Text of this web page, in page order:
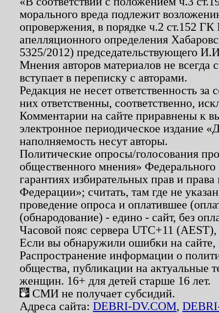
морального вреда подлежит
опровержения, в порядке ч.2 ст.152
апелляционного определения
5325/2012) председательствующего
Мнения авторов материалов не
вступает в переписку с авторами.
Редакция не несет ответственность
них ответственны, соответственно,
Комментарии на сайте приравнены к
электронное периодическое издание
наполняемость несут авторы.
Политические опросы/голосования
общественного мнения»
гарантиях избирательных прав и
Федерации»; считать, там где не
проведение опроса и оплатившее
(обнародование) - едино - сайт, без
Часовой пояс сервера UTC+11
Если вы обнаружили ошибки на
Распространение информации о
общества, публикации на актуальные
женщин. 16+ для детей старше 16 лет.
СМИ не получает субсидий.
Адреса сайта: DEBRI-DV.COM,